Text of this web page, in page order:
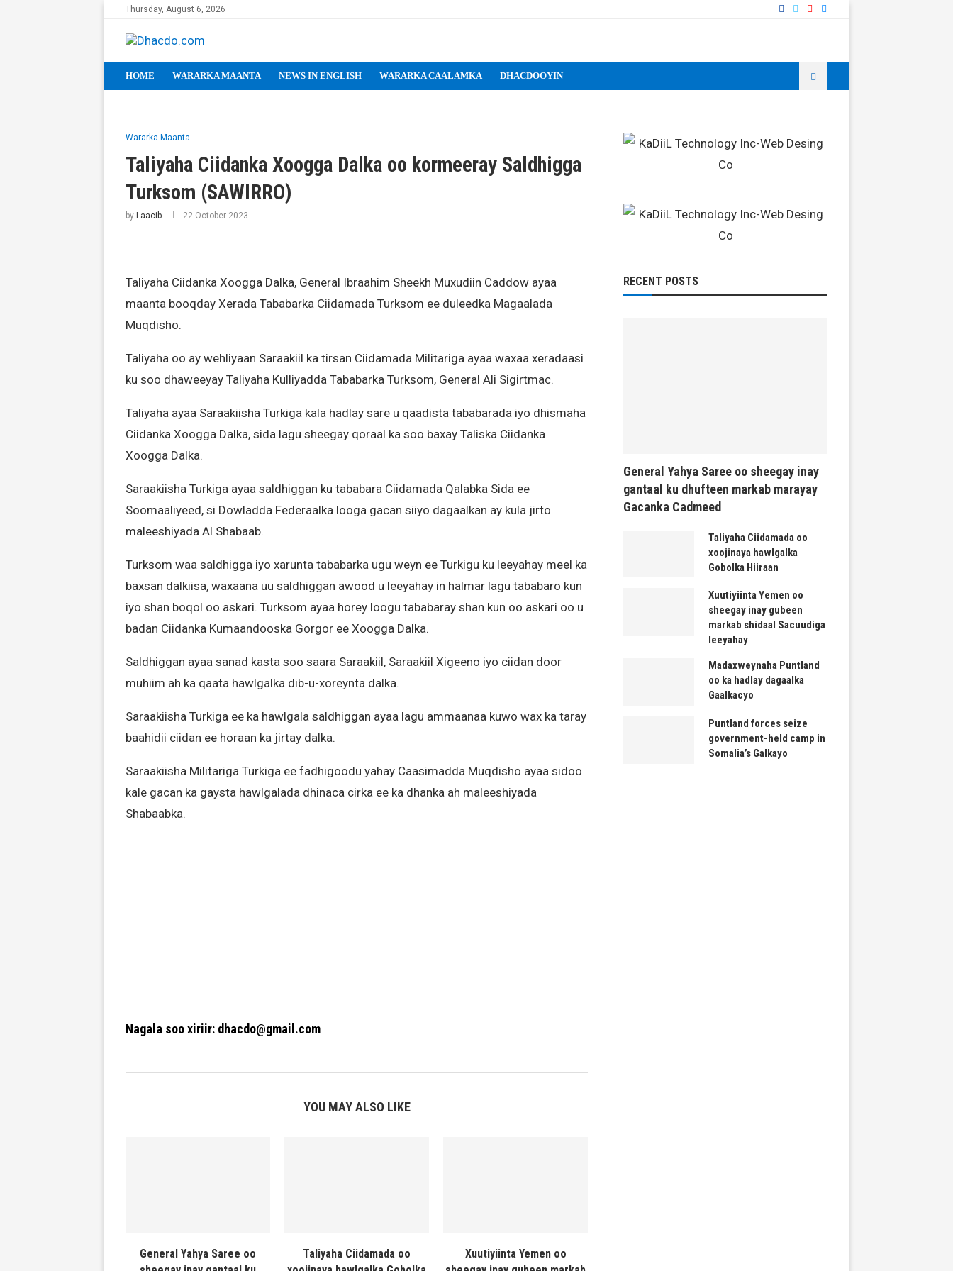
Thursday, August 6, 2026
HOME WARARKA MAANTA NEWS IN ENGLISH WARARKA CAALAMKA DHACDOOYIN
Wararka Maanta
Taliyaha Ciidanka Xoogga Dalka oo kormeeray Saldhigga
Turksom (SAWIRRO)
by Laacib 22 October 2023
Taliyaha Ciidanka Xoogga Dalka, General Ibraahim Sheekh Muxudiin Caddow ayaa
maanta booqday Xerada Tababarka Ciidamada Turksom ee duleedka Magaalada
Muqdisho.
Taliyaha oo ay wehliyaan Saraakiil ka tirsan Ciidamada Militariga ayaa waxaa xeradaasi
ku soo dhaweeyay Taliyaha Kulliyadda Tababarka Turksom, General Ali Sigirtmac.
Taliyaha ayaa Saraakiisha Turkiga kala hadlay sare u qaadista tababarada iyo dhismaha
Ciidanka Xoogga Dalka, sida lagu sheegay qoraal ka soo baxay Taliska Ciidanka
Xoogga Dalka.
Saraakiisha Turkiga ayaa saldhiggan ku tababara Ciidamada Qalabka Sida ee
Soomaaliyeed, si Dowladda Federaalka looga gacan siiyo dagaalkan ay kula jirto
maleeshiyada Al Shabaab.
Turksom waa saldhigga iyo xarunta tababarka ugu weyn ee Turkigu ku leeyahay meel ka
baxsan dalkiisa, waxaana uu saldhiggan awood u leeyahay in halmar lagu tababaro kun
iyo shan boqol oo askari. Turksom ayaa horey loogu tababaray shan kun oo askari oo u
badan Ciidanka Kumaandooska Gorgor ee Xoogga Dalka.
Saldhiggan ayaa sanad kasta soo saara Saraakiil, Saraakiil Xigeeno iyo ciidan door
muhiim ah ka qaata hawlgalka dib-u-xoreynta dalka.
Saraakiisha Turkiga ee ka hawlgala saldhiggan ayaa lagu ammaanaa kuwo wax ka taray
baahidii ciidan ee horaan ka jirtay dalka.
Saraakiisha Militariga Turkiga ee fadhigoodu yahay Caasimadda Muqdisho ayaa sidoo
kale gacan ka gaysta hawlgalada dhinaca cirka ee ka dhanka ah maleeshiyada
Shabaabka.
Nagala soo xiriir: dhacdo@gmail.com
YOU MAY ALSO LIKE
General Yahya Saree oo
Taliyaha Ciidamada oo
Xuutiyiinta Yemen oo
RECENT POSTS
General Yahya Saree oo sheegay inay
gantaal ku dhufteen markab marayay
Gacanka Cadmeed
Taliyaha Ciidamada oo
xoojinaya hawlgalka
Gobolka Hiiraan
Xuutiyiinta Yemen oo
sheegay inay gubeen
markab shidaal Sacuudiga
leeyahay
Madaxweynaha Puntland
oo ka hadlay dagaalka
Gaalkacyo
Puntland forces seize
government-held camp in
Somalia’s Galkayo